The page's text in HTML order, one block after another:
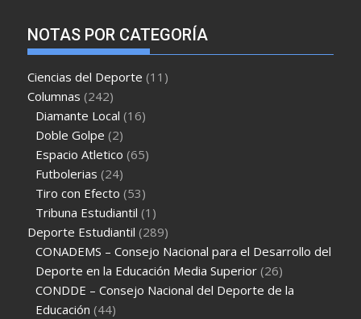
NOTAS POR CATEGORÍA
Ciencias del Deporte (11)
Columnas (242)
Diamante Local (16)
Doble Golpe (2)
Espacio Atletico (65)
Futbolerias (24)
Tiro con Efecto (53)
Tribuna Estudiantil (1)
Deporte Estudiantil (289)
CONADEMS – Consejo Nacional para el Desarrollo del
Deporte en la Educación Media Superior (26)
CONDDE – Consejo Nacional del Deporte de la
Educación (44)